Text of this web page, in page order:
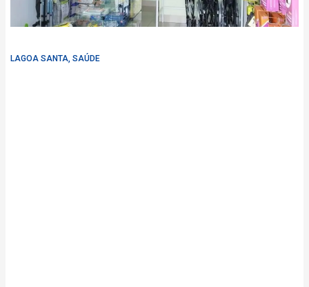
LAGOA SANTA, SAÚDE